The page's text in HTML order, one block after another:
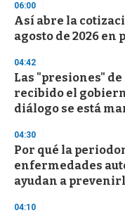
d
s
o
f
3
s
e
c
o
d
s
06:00
Así abre la
agosto de 2026 en
04:42
Las "presiones" de
recibido el
diálogo se está
04:30
Por qué la
enfermedades
ayudan a
04:10